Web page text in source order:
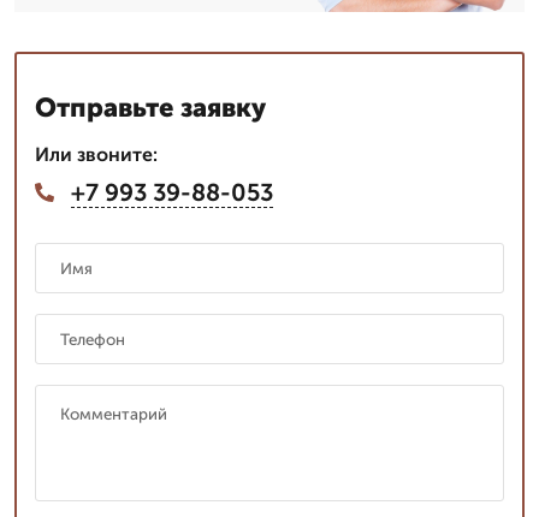
Отправьте заявку
Или звоните:
+7 993 39-88-053